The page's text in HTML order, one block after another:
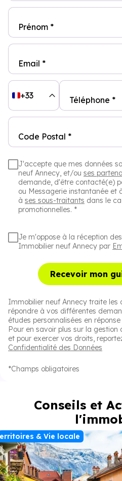
Prénom *
Email *
+33 Téléphone *
Code Postal *
J'accepte que mes données
neuf Annecy, et/ou ses
demande, d'être contacté(e)
ou Messagerie instantanée et
à ses sous-traitants dans le
promotionnelles. *
Je m'oppose à la réception
Immobilier neuf Annecy par
Recevoir mon
Immobilier neuf Annecy traite les
répondre à vos différentes
études personnalisées en
Pour en savoir plus sur la gestion
et pour exercer vos droits,
Confidentialité des Données
*Champs obligatoires
Conseils et
& Vie locale